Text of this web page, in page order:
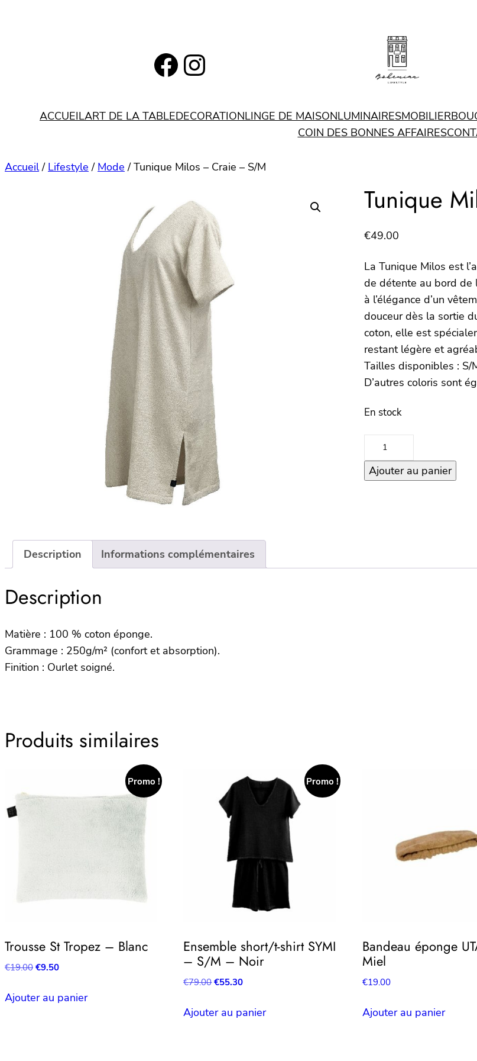
https://www.facebook.com/bohemianlifestyle.be Instagram
ACCUEILART DE LA TABLEDECORATIONLINGE DE MAISONLUMINAIRESMOBILIER
COIN DES BONNES AFFAIRES
Accueil/ Lifestyle / Mode / Tunique Milos – Craie – S/M
Tunique
€49.00
La Tunique Milos est
de détente au bord de
à l’élégance d’un
douceur dès la sortie
coton, elle est
restant légère et
Tailles disponibles : S/
D’autres coloris sont
En stock
quantité
Tunique
Ajouter au panier
Description Informations complémentaires
Description
Matière : 100 % coton éponge.
Grammage : 250g/m² (confort et absorption).
Finition : Ourlet soigné.
Produits similaires
Promo !
Trousse St Tropez – Blanc
€19.00Le
initial
€9.50Le
actuel
Ajouter au panier
Promo !
Ensemble short/t-shirt SYMI
– S/M – Noir
€79.00Le
initial
€55.30Le
actuel
Ajouter au panier
Bandeau éponge
Miel
€19.00
Ajouter au panier